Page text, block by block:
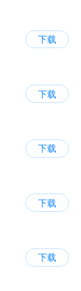
下载
下载
下载
下载
下载